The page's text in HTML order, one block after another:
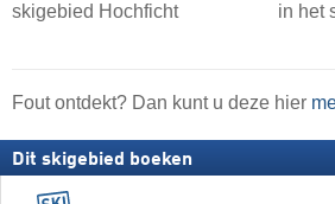
skigebied Hochficht
in het
Fout ontdekt? Dan kunt u deze hier
Dit skigebied boeken